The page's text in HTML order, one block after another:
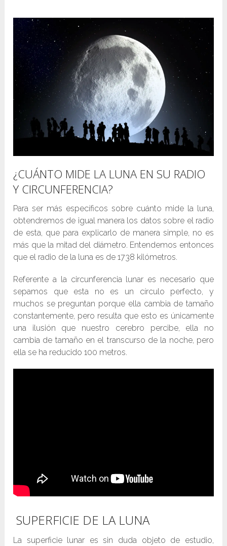
¿CUÁNTO MIDE LA LUNA EN SU RADIO
Y CIRCUNFERENCIA?
Para ser más específicos sobre cuánto mide la luna,
obtendremos de igual manera los datos sobre el radio
de esta, que para explicarlo de manera simple, no es
más que la mitad del diámetro. Entendemos entonces
que el radio de la luna es de 1738 kilómetros.
Referente a la circunferencia lunar es necesario que
sepamos que esta no es un círculo perfecto, y
muchos se preguntan porque ella cambia de tamaño
constantemente, pero resulta que esto es únicamente
una ilusión que nuestro cerebro percibe, ella no
cambia de tamaño en el transcurso de la noche, pero
ella se ha reducido 100 metros.
SUPERFICIE DE LA LUNA
La superficie lunar es sin duda objeto de estudio,